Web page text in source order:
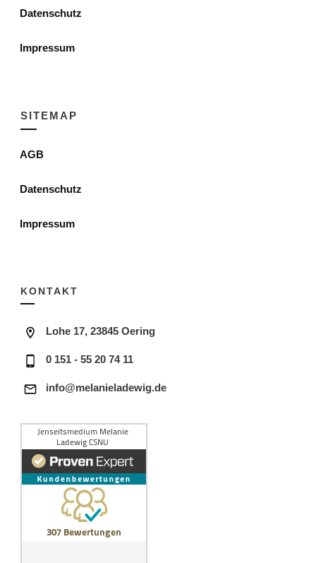
Datenschutz
Impressum
SITEMAP
AGB
Datenschutz
Impressum
KONTAKT
Lohe 17, 23845 Oering
0 151 - 55 20 74 11
info@melanieladewig.de